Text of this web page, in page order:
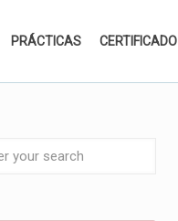
PRÁCTICAS CERTIFICADO